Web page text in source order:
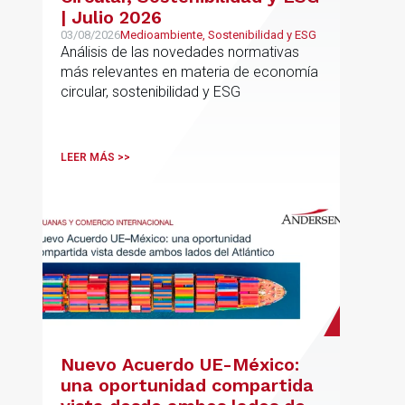
| Julio 2026
03/08/2026Medioambiente, Sostenibilidad y ESG
Análisis de las novedades normativas
más relevantes en materia de economía
circular, sostenibilidad y ESG
LEER MÁS >>
Nuevo Acuerdo UE-México:
una oportunidad compartida